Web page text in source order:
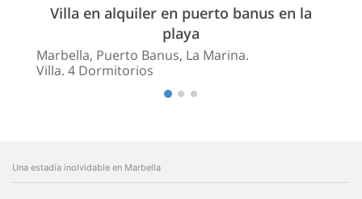
Villa en alquiler en puerto banus en la
playa
Marbella, Puerto Banus, La Marina.
Villa. 4 Dormitorios
Una estadía inolvidable en Marbella